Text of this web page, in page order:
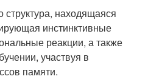
структура, находящаяся
инстинктивные
реакции, а также
участвуя в
памяти.